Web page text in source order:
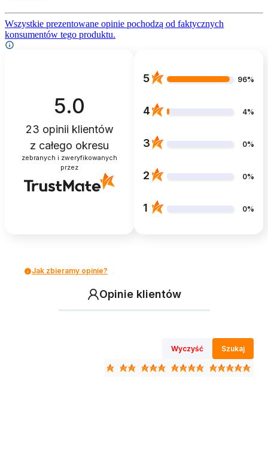
Wszystkie prezentowane opinie pochodzą od faktycznych
konsumentów tego produktu.
5.0
23 opinii klientów
z całego okresu
zebranych i zweryfikowanych
przez
5 96%
4 4%
3 0%
2 0%
1 0%
Jak zbieramy opinie?
Opinie klientów
Wyczyść Szukaj